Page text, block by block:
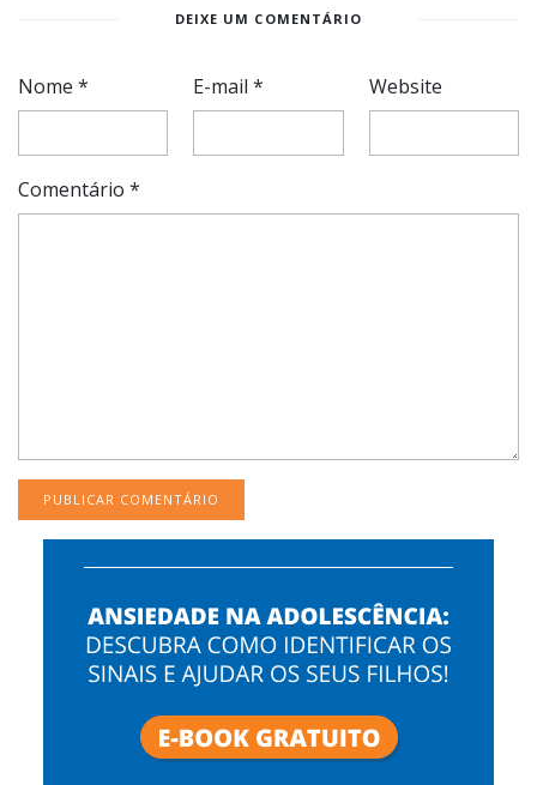
DEIXE UM COMENTÁRIO
Nome * E-mail* Website
Comentário *